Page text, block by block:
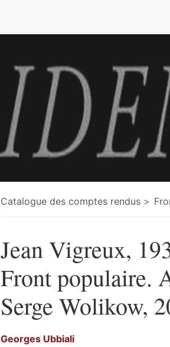
Catalogue des comptes rendus
Jean Vigreux,
Front populaire.
Serge Wolikow,
Georges Ubbiali